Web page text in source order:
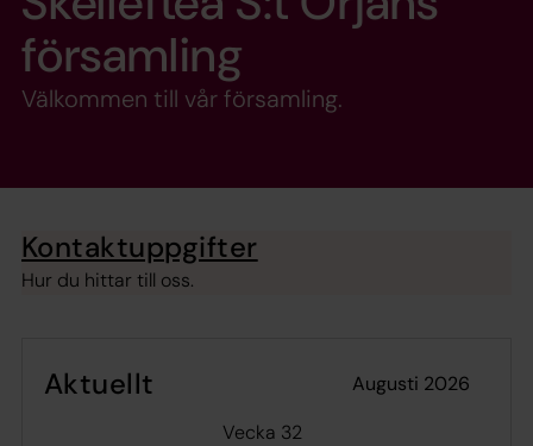
församling
Välkommen till vår församling.
Kontaktuppgifter
Hur du hittar till oss.
Aktuellt
augusti 2026
Vecka 32